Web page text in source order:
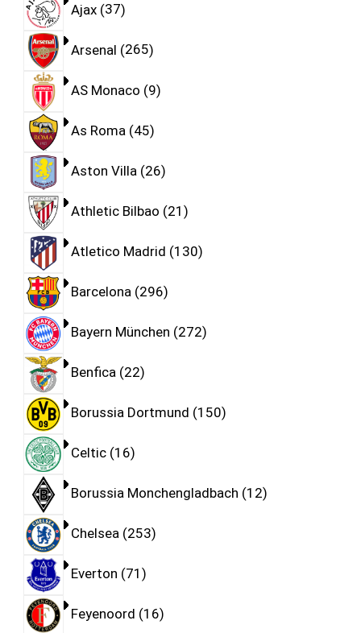
Ajax 37
Arsenal 265
AS Monaco 9
As Roma 45
Aston Villa 26
Athletic Bilbao 21
Atletico Madrid 130
Barcelona 296
Bayern München 272
Benfica 22
Borussia Dortmund 150
Celtic 16
Borussia Monchengladbach 12
Chelsea 253
Everton 71
Feyenoord 16